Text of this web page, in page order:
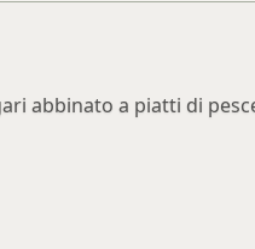
abbinato a piatti di